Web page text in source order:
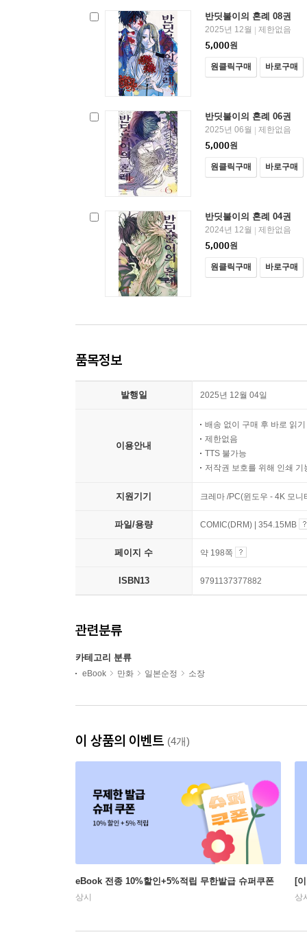
반딧불이의 혼례 08권
2025년 12월 | 제한없음
5,000원
원클릭구매 바로구매
반딧불이의 혼례 06권
2025년 06월 | 제한없음
5,000원
원클릭구매 바로구매
반딧불이의 혼례 04권
2024년 12월 | 제한없음
5,000원
원클릭구매 바로구매
품목정보
발행일 2025년 12월 04일
이용안내
배송 없이 구매 후 바로 읽기
제한없음
TTS 불가능
저작권 보호를 위해 인쇄 기
지원기기 크레마 /PC(윈도우 - 4K 모
파일/용량 COMIC(DRM) | 354.15MB
페이지 수 약 198쪽
ISBN13 9791137377882
관련분류
카테고리 분류
eBook 만화 일본순정 소장
이 상품의 이벤트 (4개)
eBook 전종 10%할인+5%적립 무한발급 슈퍼쿠폰
상시
[
상